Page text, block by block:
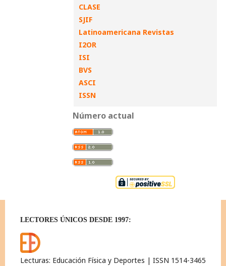
CLASE
SJIF
Latinoamericana Revistas
I2OR
ISI
BVS
ASCI
ISSN
Número actual
LECTORES ÚNICOS DESDE 1997:
Lecturas: Educación Física y Deportes | ISSN 1514-3465